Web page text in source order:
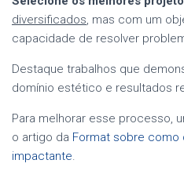
diversificados, mas com um
capacidade de resolver
Destaque trabalhos que
domínio estético e resultados
Para melhorar esse processo,
o artigo da Format sobre como
impactante.